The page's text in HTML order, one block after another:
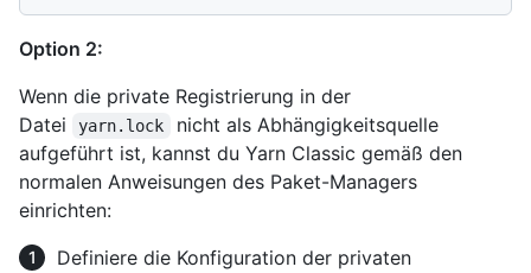
Option 2:
Wenn die private Registrierung in der
Datei
yarn.lock
nicht als Abhängigkeitsquelle
aufgeführt ist, kannst du Yarn Classic gemäß den
normalen Anweisungen des Paket-Managers
einrichten:
Definiere die Konfiguration der privaten